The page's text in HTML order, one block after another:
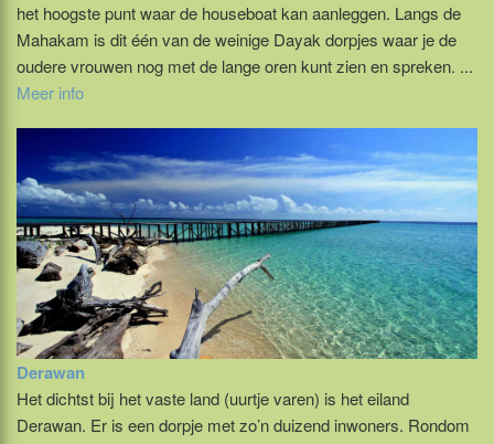
het hoogste punt waar de houseboat kan aanleggen. Langs de
Mahakam is dit één van de weinige Dayak dorpjes waar je de
oudere vrouwen nog met de lange oren kunt zien en spreken. ...
Meer info
Derawan
Het dichtst bij het vaste land (uurtje varen) is het eiland
Derawan. Er is een dorpje met zo’n duizend inwoners. Rondom